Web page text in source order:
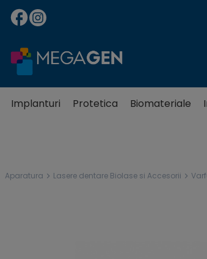
Implanturi Protetica Biomateriale
Aparatura Lasere dentare Biolase si Accesorii